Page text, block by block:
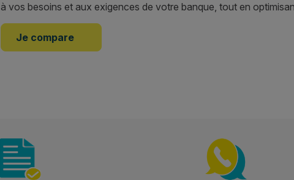
à vos besoins et aux exigences de votre banque, tout en
Je compare